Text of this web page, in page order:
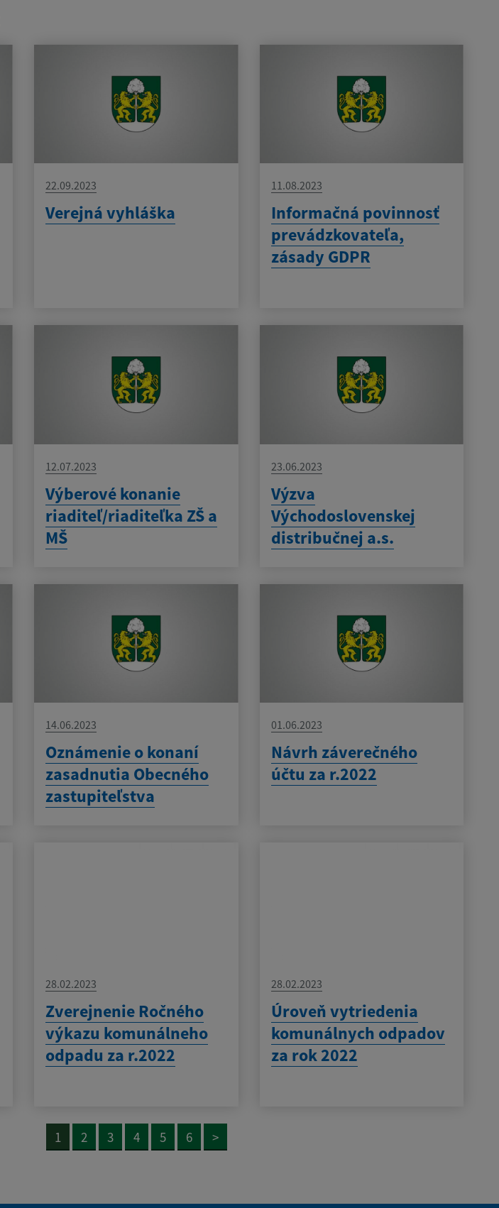
22.09.2023
Verejná vyhláška
11.08.2023
Informačná povinnosť
prevádzkovateľa,
zásady GDPR
12.07.2023
Výberové konanie
riaditeľ/riaditeľka ZŠ a
MŠ
23.06.2023
Výzva
Východoslovenskej
distribučnej a.s.
14.06.2023
Oznámenie o konaní
zasadnutia Obecného
zastupiteľstva
01.06.2023
Návrh záverečného
účtu za r.2022
28.02.2023
Zverejnenie Ročného
výkazu komunálneho
odpadu za r.2022
28.02.2023
Úroveň vytriedenia
komunálnych odpadov
za rok 2022
1 2 3 4 5 6 >